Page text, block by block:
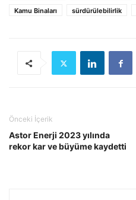
Kamu Binaları
sürdürülebilirlik
Önceki İçerik
Astor Enerji 2023 yılında
rekor kar ve büyüme kaydetti